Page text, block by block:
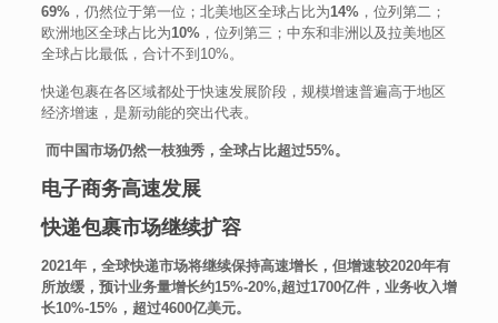
69%，仍然位于第一位；北美地区全球占比为14%，位列第二；
欧洲地区全球占比为10%，位列第三；中东和非洲以及拉美地区
全球占比最低，合计不到10%。
快递包裹在各区域都处于快速发展阶段，规模增速普遍高于地区
经济增速，是新动能的突出代表。
而中国市场仍然一枝独秀，全球占比超过55%。
电子商务高速发展
快递包裹市场继续扩容
2021年，全球快递市场将继续保持高速增长，但增速较2020年有
所放缓，预计业务量增长约15%-20%,超过1700亿件，业务收入增
长10%-15%，超过4600亿美元。